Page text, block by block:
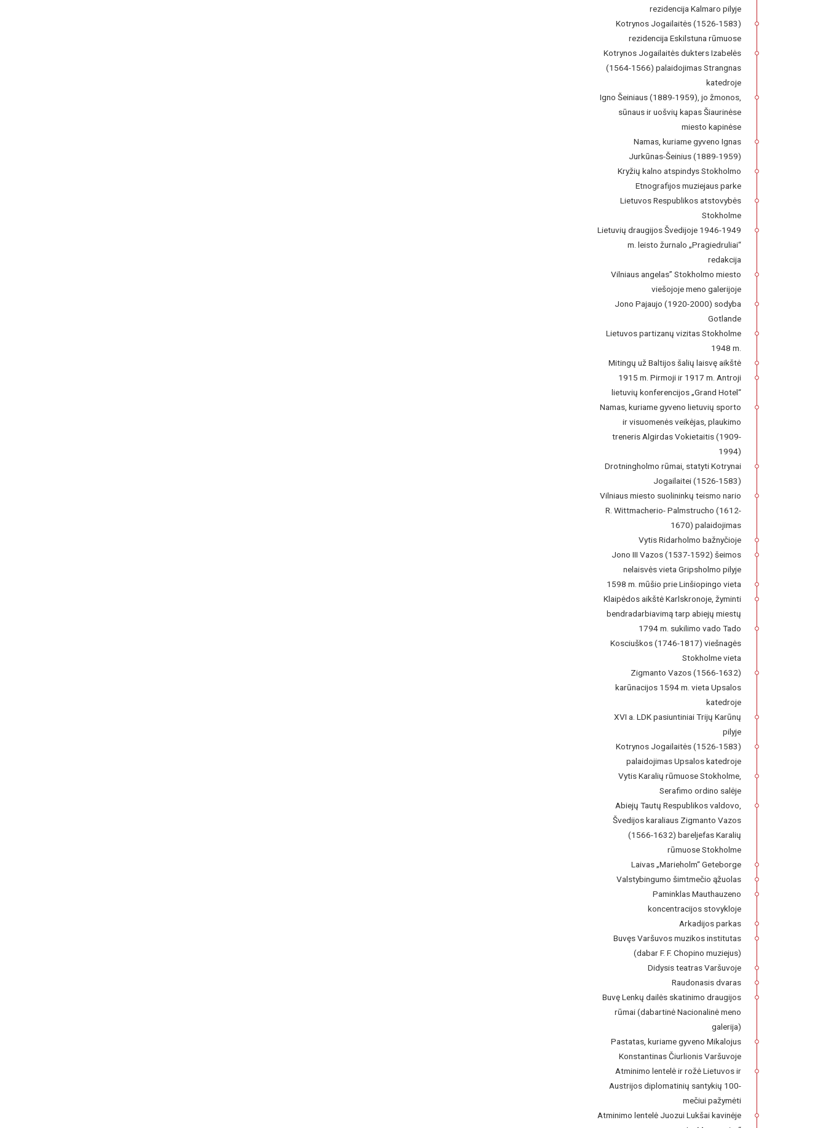
rezidencija Kalmaro pilyje
Kotrynos Jogailaitės (1526-1583)
rezidencija Eskilstuna rūmuose
Kotrynos Jogailaitės dukters Izabelės
(1564-1566) palaidojimas Strangnas
katedroje
Igno Šeiniaus (1889-1959), jo žmonos,
sūnaus ir uošvių kapas Šiaurinėse
miesto kapinėse
Namas, kuriame gyveno Ignas
Jurkūnas-Šeinius (1889-1959)
Kryžių kalno atspindys Stokholmo
Etnografijos muziejaus parke
Lietuvos Respublikos atstovybės
Stokholme
Lietuvių draugijos Švedijoje 1946-1949
m. leisto žurnalo „Pragiedruliai“
redakcija
Vilniaus angelas” Stokholmo miesto
viešojoje meno galerijoje
Jono Pajaujo (1920-2000) sodyba
Gotlande
Lietuvos partizanų vizitas Stokholme
1948 m.
Mitingų už Baltijos šalių laisvę aikštė
1915 m. Pirmoji ir 1917 m. Antroji
lietuvių konferencijos „Grand Hotel“
Namas, kuriame gyveno lietuvių sporto
ir visuomenės veikėjas, plaukimo
treneris Algirdas Vokietaitis (1909-
1994)
Drotningholmo rūmai, statyti Kotrynai
Jogailaitei (1526-1583)
Vilniaus miesto suolininkų teismo nario
R. Wittmacherio- Palmstrucho (1612-
1670) palaidojimas
Vytis Ridarholmo bažnyčioje
Jono III Vazos (1537-1592) šeimos
nelaisvės vieta Gripsholmo pilyje
1598 m. mūšio prie Linšiopingo vieta
Klaipėdos aikštė Karlskronoje, žyminti
bendradarbiavimą tarp abiejų miestų
1794 m. sukilimo vado Tado
Kosciuškos (1746-1817) viešnagės
Stokholme vieta
Zigmanto Vazos (1566-1632)
karūnacijos 1594 m. vieta Upsalos
katedroje
XVI a. LDK pasiuntiniai Trijų Karūnų
pilyje
Kotrynos Jogailaitės (1526-1583)
palaidojimas Upsalos katedroje
Vytis Karalių rūmuose Stokholme,
Serafimo ordino salėje
Abiejų Tautų Respublikos valdovo,
Švedijos karaliaus Zigmanto Vazos
(1566-1632) bareljefas Karalių
rūmuose Stokholme
Laivas „Marieholm“ Geteborge
Valstybingumo šimtmečio ąžuolas
Paminklas Mauthauzeno
koncentracijos stovykloje
Arkadijos parkas
Buvęs Varšuvos muzikos institutas
(dabar F. F. Chopino muziejus)
Didysis teatras Varšuvoje
Raudonasis dvaras
Buvę Lenkų dailės skatinimo draugijos
rūmai (dabartinė Nacionalinė meno
galerija)
Pastatas, kuriame gyveno Mikalojus
Konstantinas Čiurlionis Varšuvoje
Atminimo lentelė ir rožė Lietuvos ir
Austrijos diplomatinių santykių 100-
mečiui pažymėti
Atminimo lentelė Juozui Lukšai kavinėje